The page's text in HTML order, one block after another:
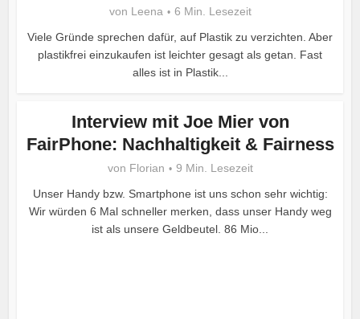
von Leena
6 Min. Lesezeit
Viele Gründe sprechen dafür, auf Plastik zu verzichten. Aber
plastikfrei einzukaufen ist leichter gesagt als getan. Fast
alles ist in Plastik...
Interview mit Joe Mier von
FairPhone: Nachhaltigkeit & Fairness
von Florian
9 Min. Lesezeit
Unser Handy bzw. Smartphone ist uns schon sehr wichtig:
Wir würden 6 Mal schneller merken, dass unser Handy weg
ist als unsere Geldbeutel. 86 Mio...